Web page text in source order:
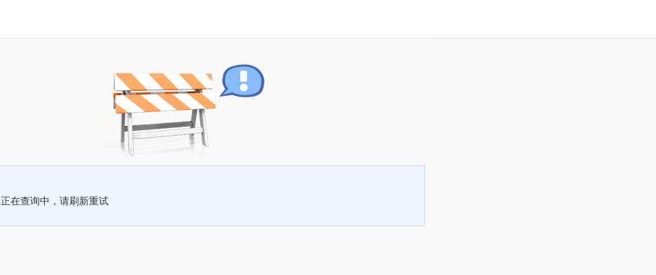
正在查询中，请刷新重试